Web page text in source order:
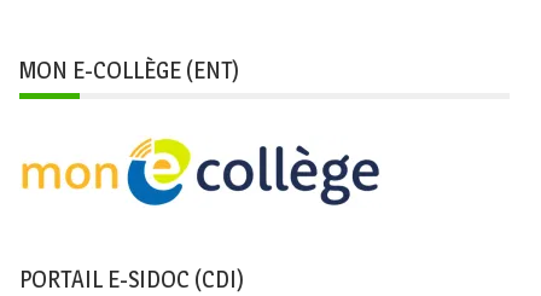
MON E-COLLÈGE (ENT)
PORTAIL E-SIDOC (CDI)